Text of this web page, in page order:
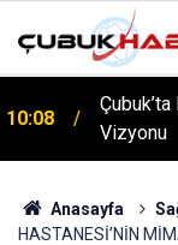
10:08
12:06
Anasayfa
HASTANESİ’NİN